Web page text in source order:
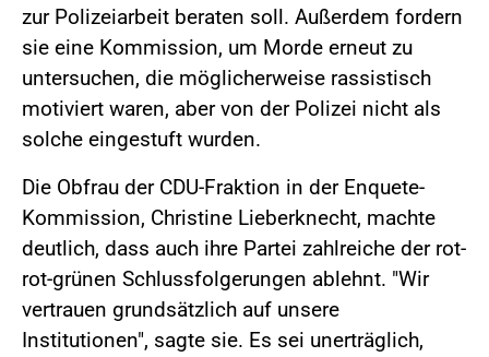
zur Polizeiarbeit beraten soll. Außerdem fordern
sie eine Kommission, um Morde erneut zu
untersuchen, die möglicherweise rassistisch
motiviert waren, aber von der Polizei nicht als
solche eingestuft wurden.
Die Obfrau der CDU-Fraktion in der Enquete-
Kommission, Christine Lieberknecht, machte
deutlich, dass auch ihre Partei zahlreiche der rot-
rot-grünen Schlussfolgerungen ablehnt. "Wir
vertrauen grundsätzlich auf unsere
Institutionen", sagte sie. Es sei unerträglich,